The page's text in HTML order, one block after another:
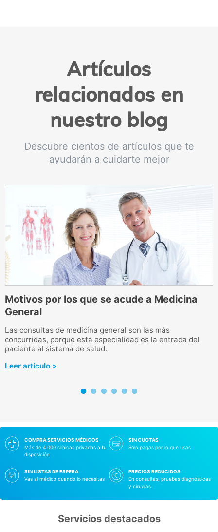
Artículos
relacionados en
nuestro blog
Descubre cientos de artículos que te
ayudarán a cuidarte mejor
Motivos por los que se acude a Medicina
General
Las consultas de medicina general son las más
concurridas, porque esta especialidad es la entrada del
paciente al sistema de salud.
Leer artículo >
COMPRA SERVICIOS MÉDICOS
Más de 4.000 clínicas privadas a tu
disposición
SIN CUOTAS
Solo pagas por lo que usas
SIN LISTAS DE ESPERA
Vas al médico cuando lo necesitas
PRECIOS REDUCIDOS
En consultas, pruebas diagnósticas
y cirugías
Servicios destacados